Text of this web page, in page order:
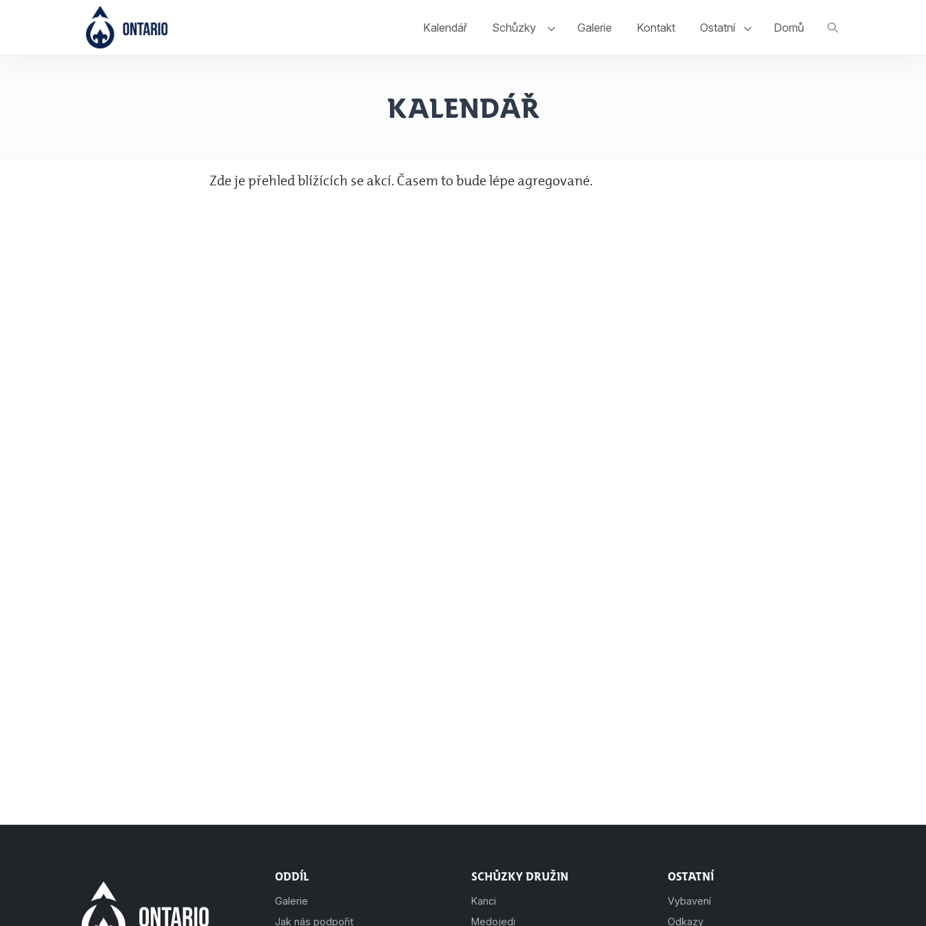
Logo
Kalendář Schůzky Galerie Kontakt Ostatní Domů
Kalendář
Zde je přehled blížících se akcí. Časem to bude lépe agregované.
Oddíl
Galerie
Jak nás podpořit
Schůzky družin
Kanci
Medojedi
Ostatní
Vybavení
Odkazy